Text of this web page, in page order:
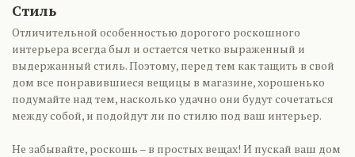
Стиль
Отличительной особенностью дорогого роскошного
интерьера всегда был и остается четко выраженный и
выдержанный стиль. Поэтому, перед тем как тащить в свой
дом все понравившиеся вещицы в магазине, хорошенько
подумайте над тем, насколько удачно они будут сочетаться
между собой, и подойдут ли по стилю под ваш интерьер.
Не забывайте, роскошь – в простых вещах! И пускай ваш дом